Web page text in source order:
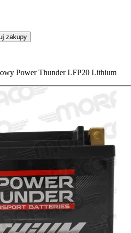
zakupy
Power Thunder LFP20 Lithium